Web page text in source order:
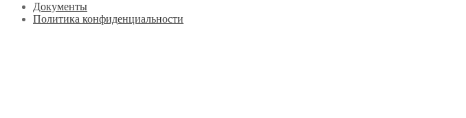
Документы
Политика конфиденциальности